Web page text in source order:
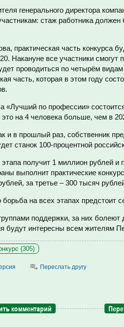
генерального директора
стаж работника
практическая часть конкурса
Накануне все участники
проводиться по четырём
часть, которая в этом году
«Лучший по профессии»
на 4 человека больше, чем в
и в прошлый раз, собственник
станок 100-процентной
получит 1 миллион рублей и
выполнит практические
за третье – 300 тысяч
на всех этапах предстоит
поддержки, за них болеют
будут интересны всем жителям
(305)
Переслать другу
комментарий